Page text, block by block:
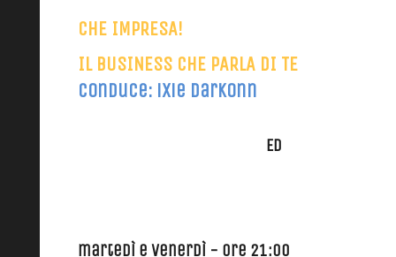
CHE IMPRESA!
IL BUSINESS CHE PARLA DI TE
conduce: ixie darkonn
ED
martedì e venerdì - ore 21:00